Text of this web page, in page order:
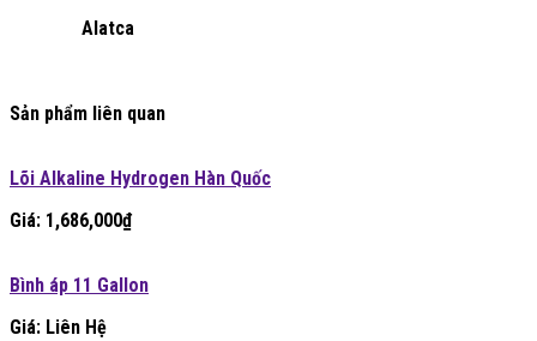
Alatca
Sản phẩm liên quan
Lõi Alkaline Hydrogen Hàn Quốc
Giá: 1,686,000₫
Bình áp 11 Gallon
Giá: Liên Hệ